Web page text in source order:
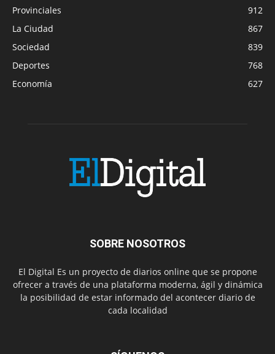
Provinciales
912
La Ciudad
867
Sociedad
839
Deportes
768
Economía
627
SOBRE NOSOTROS
El Digital Es un proyecto de diarios online que se propone
ofrecer a través de una plataforma moderna, ágil y dinámica
la posibilidad de estar informado del acontecer diario de
cada localidad